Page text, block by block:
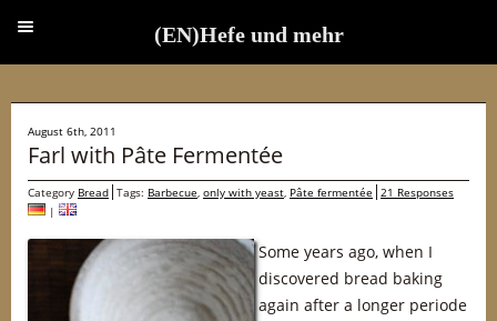
August 6th, 2011
Farl with Pâte Fermentée
Category Bread Tags: Barbecue, only with yeast, Pâte fermentée 21 Responses
|
Some years ago, when I
discovered bread baking
again after a longer periode
(EN)Hefe und mehr
(EN)Hefe und mehr